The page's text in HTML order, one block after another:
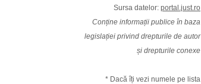
Sursa datelor: portal.just.ro
Conține informații publice în baza
legislației privind drepturile de autor
și drepturile conexe
* Dacă îți vezi numele pe lista